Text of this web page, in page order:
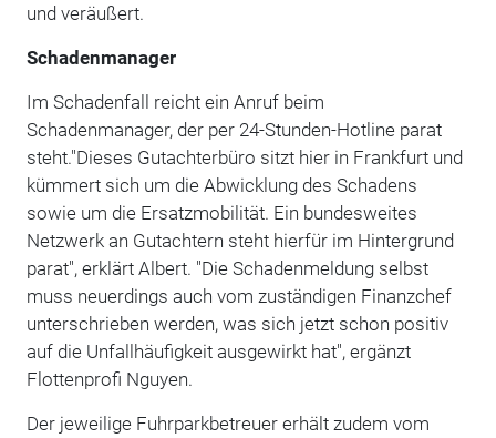
und veräußert.
Schadenmanager
Im Schadenfall reicht ein Anruf beim
Schadenmanager, der per 24-Stunden-Hotline parat
steht."Dieses Gutachterbüro sitzt hier in Frankfurt und
kümmert sich um die Abwicklung des Schadens
sowie um die Ersatzmobilität. Ein bundesweites
Netzwerk an Gutachtern steht hierfür im Hintergrund
parat", erklärt Albert. "Die Schadenmeldung selbst
muss neuerdings auch vom zuständigen Finanzchef
unterschrieben werden, was sich jetzt schon positiv
auf die Unfallhäufigkeit ausgewirkt hat", ergänzt
Flottenprofi Nguyen.
Der jeweilige Fuhrparkbetreuer erhält zudem vom